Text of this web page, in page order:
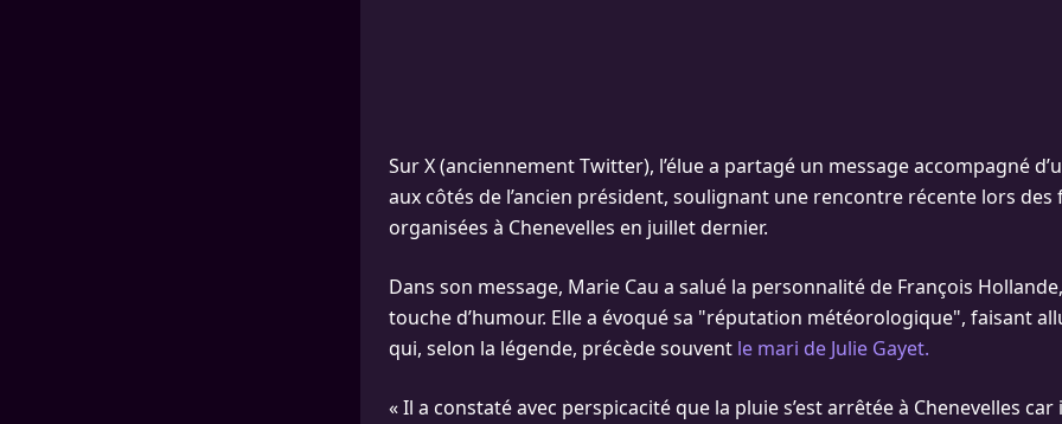
Sur X (anciennement Twitter), l’élue a partagé un message accompagné
aux côtés de l’ancien président, soulignant une rencontre récente lors
organisées à Chenevelles en juillet dernier.
Dans son message, Marie Cau a salué la personnalité de François
touche d’humour. Elle a évoqué sa "réputation météorologique", faisant
qui, selon la légende, précède souvent le mari de Julie Gayet.
« Il a constaté avec perspicacité que la pluie s’est arrêtée à Chenevelles car